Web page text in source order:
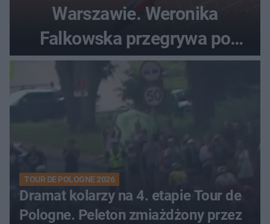
Warszawie. Weronika
Falkowska przegrywa po
zaciętym boju
TOUR DE POLOGNE 2026
Dramat kolarzy na 4. etapie Tour de
Pologne. Peleton zmiażdżony przez